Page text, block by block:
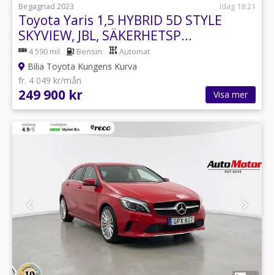
Begagnad 2023
Idag 18:21
Toyota Yaris 1,5 HYBRID 5D STYLE
SKYVIEW, JBL, SÄKERHETSP...
4 590 mil Bensin Automat
Bilia Toyota Kungens Kurva
fr. 4 049 kr/mån
249 900 kr Visa mer